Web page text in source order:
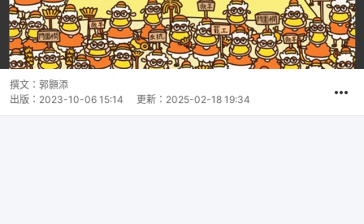
撰文： 郭顥添
出版： 2023-10-06 15:14 更新： 2025-02-18 19:34